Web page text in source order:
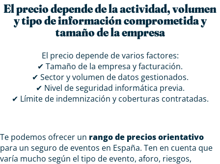
El precio depende de la actividad, volumen
y tipo de información comprometida y
tamaño de la empresa
El precio depende de varios factores:
✔ Tamaño de la empresa y facturación.
✔ Sector y volumen de datos gestionados.
✔ Nivel de seguridad informática previa.
✔ Límite de indemnización y coberturas contratadas.
Te podemos ofrecer un rango de precios orientativo
para un seguro de eventos en España. Ten en cuenta que
varía mucho según el tipo de evento, aforo, riesgos,